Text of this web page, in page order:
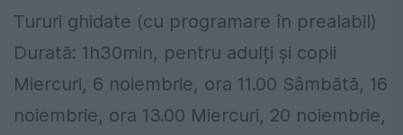
Tururi ghidate (cu programare în prealabil)
Durată: 1h30min, pentru adulți și copii
Miercuri, 6 noiembrie, ora 11.00 Sâmbătă, 16
noiembrie, ora 13.00 Miercuri, 20 noiembrie,